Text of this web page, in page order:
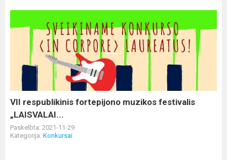
respublikinis
fortepijono
muzikos
festivalis
„LAISVALAI...
VII respublikinis fortepijono muzikos festivalis
„LAISVALAI...
Paskelbta: 2021-11-29
Kategorija: Konkursai